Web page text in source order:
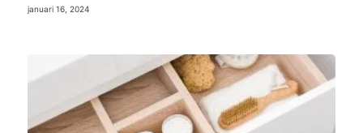
januari 16, 2024